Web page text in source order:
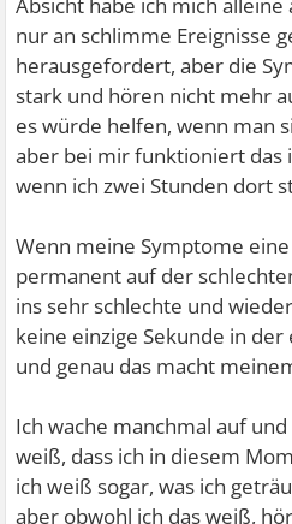
nur an schlimme Ereignisse
herausgefordert, aber die
stark und hören nicht mehr
es würde helfen, wenn man
aber bei mir funktioniert das
wenn ich zwei Stunden dort
Wenn meine Symptome
permanent auf der
ins sehr schlechte und
keine einzige Sekunde in
und genau das macht
Ich wache manchmal auf
weiß, dass ich in diesem
ich weiß sogar, was ich
aber obwohl ich das weiß,